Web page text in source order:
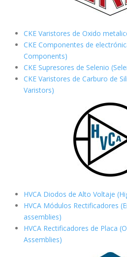
CKE Varistores de Oxido
CKE Componentes de
Components)
CKE Supresores de Selenio
CKE Varistores de Carburo de
Varistors)
HVCA Diodos de Alto Voltaje
HVCA Módulos Rectificadores
assemblies)
HVCA Rectificadores de Placa
Assemblies)